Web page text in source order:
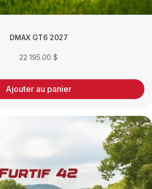
DMAX GT6 2027
22 195.00 $
Ajouter au panier